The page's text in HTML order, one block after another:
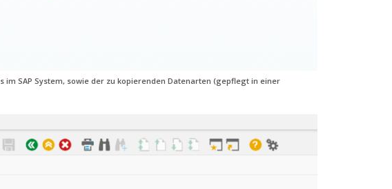
im SAP System, sowie der zu kopierenden Datenarten (gepflegt in einer